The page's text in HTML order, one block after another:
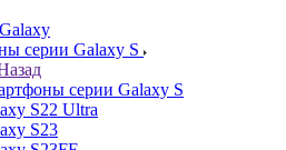
серии Galaxy S
серии Galaxy S
S22 Ultra
S23